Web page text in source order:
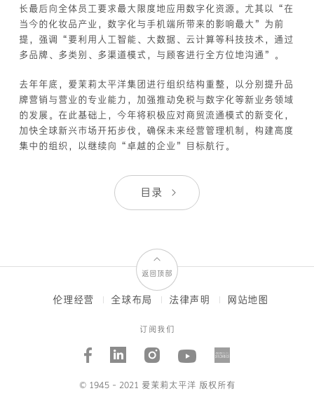
长最后向全体员工要求最大限度地应用数字化资源。尤其以“在
当今的化妆品产业，数字化与手机端所带来的影响最大”为前
提，强调“要利用人工智能、大数据、云计算等科技技术，通过
多品牌、多类别、多渠道模式，与顾客进行全方位地沟通”。
去年年底，爱茉莉太平洋集团进行组织结构重整，以分别提升品
牌营销与营业的专业能力，加强推动免税与数字化等新业务领域
的发展。在此基础上，今年将积极应对商贸流通模式的新变化，
加快全球新兴市场开拓步伐，确保未来经营管理机制，构建高度
集中的组织，以继续向“卓越的企业”目标航行。
目录
返回顶部
FOOTER伦理经营 全球布局 法律声明 网站地图
订阅我们
Facebook
Linked_in
Instagram
Youtube
© 1945 - 2021 爱茉莉太平洋 版权所有